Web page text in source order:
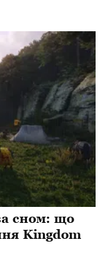
сном: що
Kingdom